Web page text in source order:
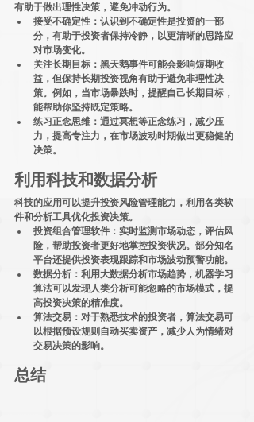
有助于做出理性决策，避免冲动行为。
接受不确定性 ：认识到不确定性是投资的一部
分，有助于投资者保持冷静，以更清晰的思路应
对市场变化。
关注长期目标 ：黑天鹅事件可能会影响短期收
益，但保持长期投资视角有助于避免非理性决
策。例如，当市场暴跌时，提醒自己长期目标，
能帮助你坚持既定策略。
练习正念思维 ：通过冥想等正念练习，减少压
力，提高专注力，在市场波动时期做出更稳健的
决策。
利用科技和数据分析
科技的应用可以提升投资风险管理能力，利用各类软
件和分析工具优化投资决策。
投资组合管理软件 ：实时监测市场动态，评估风
险，帮助投资者更好地掌控投资状况。部分知名
平台还提供投资表现跟踪和市场波动预警功能。
数据分析 ：利用大数据分析市场趋势，机器学习
算法可以发现人类分析可能忽略的市场模式，提
高投资决策的精准度。
算法交易 ：对于熟悉技术的投资者，算法交易可
以根据预设规则自动买卖资产，减少人为情绪对
交易决策的影响。
总结